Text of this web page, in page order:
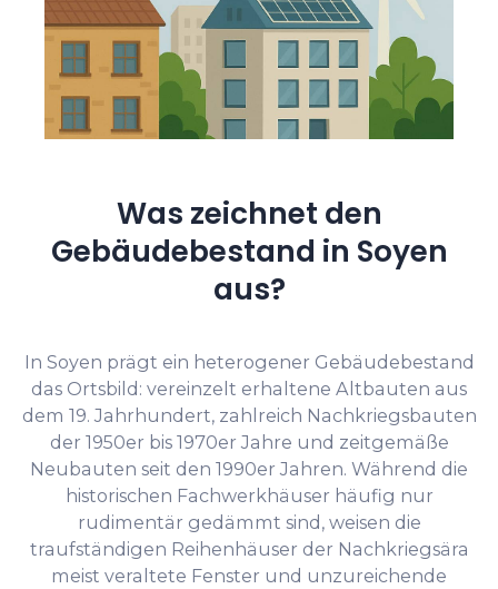
Was zeichnet den
Gebäudebestand in Soyen
aus?
In Soyen prägt ein heterogener Gebäudebestand
das Ortsbild: vereinzelt erhaltene Altbauten aus
dem 19. Jahrhundert, zahlreich Nachkriegsbauten
der 1950er bis 1970er Jahre und zeitgemäße
Neubauten seit den 1990er Jahren. Während die
historischen Fachwerkhäuser häufig nur
rudimentär gedämmt sind, weisen die
traufständigen Reihenhäuser der Nachkriegsära
meist veraltete Fenster und unzureichende